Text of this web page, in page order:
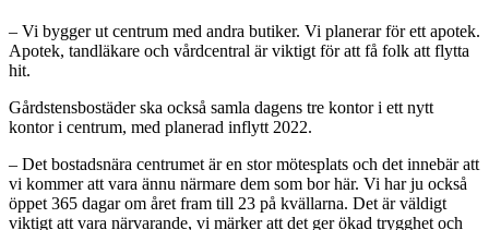
– Vi bygger ut centrum med andra butiker. Vi planerar för ett apotek.
Apotek, tandläkare och vårdcentral är viktigt för att få folk att flytta
hit.
Gårdstensbostäder ska också samla dagens tre kontor i ett nytt
kontor i centrum, med planerad inflytt 2022.
– Det bostadsnära centrumet är en stor mötesplats och det innebär att
vi kommer att vara ännu närmare dem som bor här. Vi har ju också
öppet 365 dagar om året fram till 23 på kvällarna. Det är väldigt
viktigt att vara närvarande, vi märker att det ger ökad trygghet och